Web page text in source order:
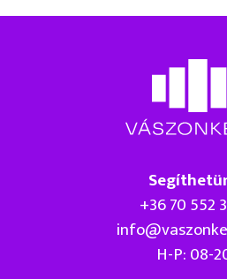
+36 70 552
H-P: 08-